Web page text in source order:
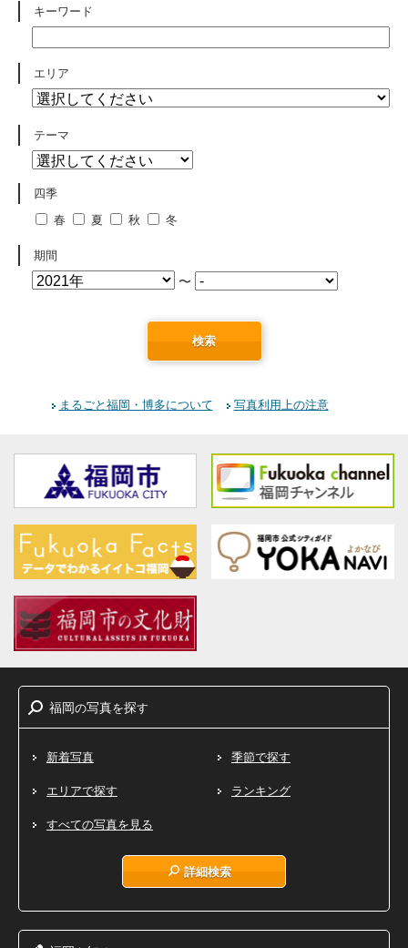
キーワード
エリア
テーマ
四季
春
夏 秋 冬
期間
〜
検索
まるごと福岡・博多について 写真利用上の注意
福岡の写真を探す
新着写真 季節で探す
エリアで探す ランキング
すべての写真を見る
詳細検索